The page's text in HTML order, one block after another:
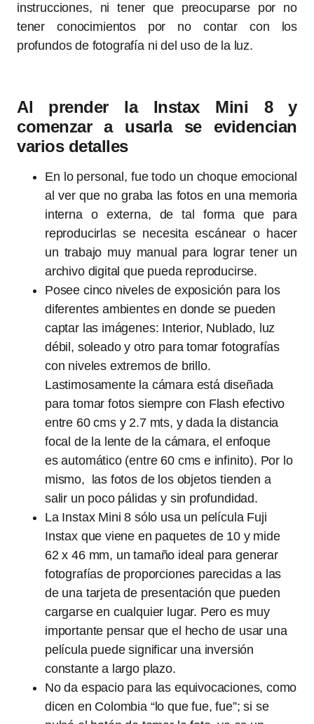
instrucciones, ni tener que preocuparse por no
tener conocimientos por no contar con los
profundos de fotografía ni del uso de la luz.
Al prender la Instax Mini 8 y
comenzar a usarla se evidencian
varios detalles
En lo personal, fue todo un choque emocional
al ver que no graba las fotos en una memoria
interna o externa, de tal forma que para
reproducirlas se necesita escánear o hacer
un trabajo muy manual para lograr tener un
archivo digital que pueda reproducirse.
Posee cinco niveles de exposición para los
diferentes ambientes en donde se pueden
captar las imágenes: Interior, Nublado, luz
débil, soleado y otro para tomar fotografías
con niveles extremos de brillo.
Lastimosamente la cámara está diseñada
para tomar fotos siempre con Flash efectivo
entre 60 cms y 2.7 mts, y dada la distancia
focal de la lente de la cámara, el enfoque
es automático (entre 60 cms e infinito). Por lo
mismo, las fotos de los objetos tienden a
salir un poco pálidas y sin profundidad.
La Instax Mini 8 sólo usa un película Fuji
Instax que viene en paquetes de 10 y mide
62 x 46 mm, un tamaño ideal para generar
fotografías de proporciones parecidas a las
de una tarjeta de presentación que pueden
cargarse en cualquier lugar. Pero es muy
importante pensar que el hecho de usar una
película puede significar una inversión
constante a largo plazo.
No da espacio para las equivocaciones, como
dicen en Colombia “lo que fue, fue”; si se